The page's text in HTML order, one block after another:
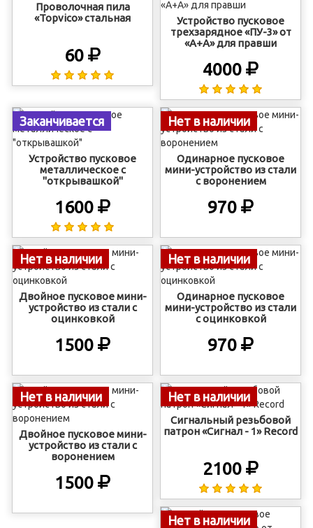
Проволочная пила
«Topvico» стальная
60
Устройство пусковое
трехзарядное «ПУ-3» от
«А+А» для правши
4000
Заканчивается
Устройство пусковое
металлическое с
"открывашкой"
1600
Нет в наличии
Одинарное пусковое
мини-устройство из стали
с воронением
970
Нет в наличии
Двойное пусковое мини-
устройство из стали с
оцинковкой
1500
Нет в наличии
Одинарное пусковое
мини-устройство из стали
с оцинковкой
970
Нет в наличии
Двойное пусковое мини-
устройство из стали с
воронением
1500
Нет в наличии
Сигнальный резьбовой
патрон «Сигнал - 1» Record
2100
Нет в наличии